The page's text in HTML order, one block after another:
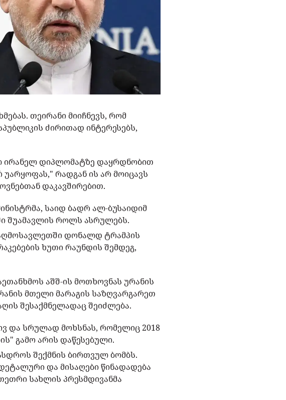
თეირანი მიიჩნევს, რომ
ძირითად ინტერესებს,
ირანელ დიპლომატზე დაყრდნობით
რადგან ის არ მოიცავს
დაკავშირებით.
საიდ ბადრ ალ-ბუსაიდიმ
შუამავლის როლს ასრულებს.
დონალდ ტრამპის
ხუთი რაუნდის შემდეგ,
აშშ-ის მოთხოვნას ურანის
მთელი მარაგის საზღვარგარეთ
შესაქმნელადაც შეიძლება.
და სრულად მოხსნას, რომელიც 2018
გამო არის დაწესებული.
შექმნის ბირთვულ ბომბს.
და მისაღები წინადადება
სახლის პრესმდივანმა